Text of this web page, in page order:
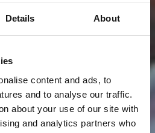
Details About
content and ads, to
and to analyse our traffic.
about your use of our site with
and analytics partners who